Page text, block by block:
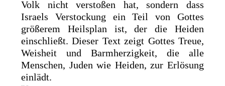
Volk nicht verstoßen hat, sondern dass
Israels Verstockung ein Teil von Gottes
größerem Heilsplan ist, der die Heiden
einschließt. Dieser Text zeigt Gottes Treue,
Weisheit und Barmherzigkeit, die alle
Menschen, Juden wie Heiden, zur Erlösung
einlädt.